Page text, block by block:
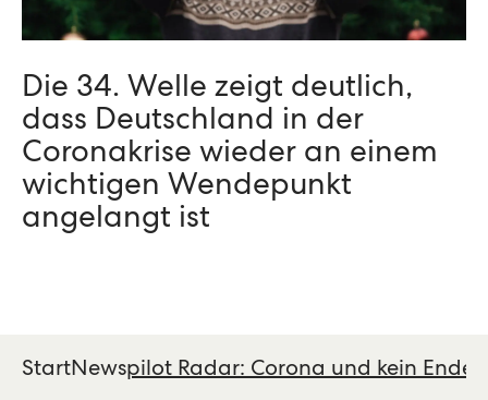
Die 34. Welle zeigt deutlich,
dass Deutschland in der
Coronakrise wieder an einem
wichtigen Wendepunkt
angelangt ist
StartNewspilot Radar: Corona und kein Ende